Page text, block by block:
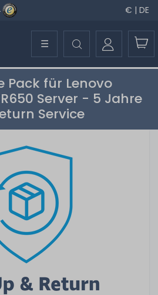
€ | DE
☰
Pack für Lenovo
Server - 5 Jahre
Service